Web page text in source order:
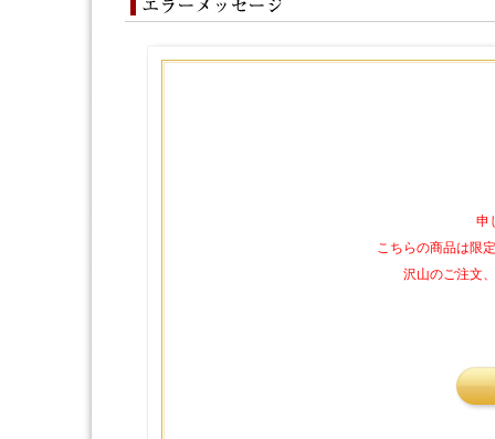
申
こちらの商品は限
沢山のご注文